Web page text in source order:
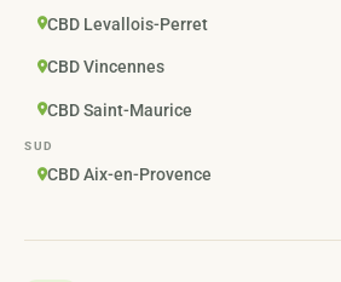
CBD Levallois-Perret
CBD Vincennes
CBD Saint-Maurice
SUD
CBD Aix-en-Provence